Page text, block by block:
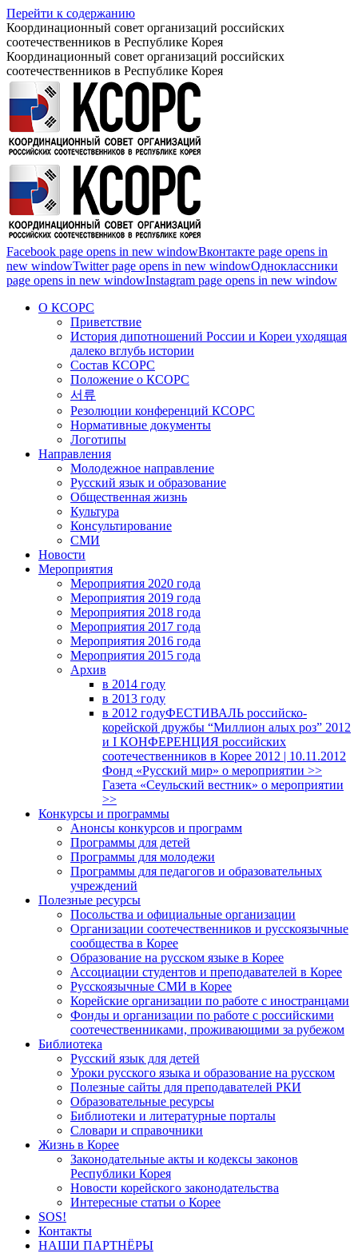
Перейти к содержанию
Координационный совет организаций российских
соотечественников в Республике Корея
Координационный совет организаций российских
соотечественников в Республике Корея
Facebook page opens in new windowВконтакте page opens in
new windowTwitter page opens in new windowОдноклассники
page opens in new windowInstagram page opens in new window
О КСОРС
Приветствие
История дипотношений России и Кореи уходящая
далеко вглубь истории
Состав КСОРС
Положение о КСОРС
서류
Резолюции конференций КСОРС
Нормативные документы
Логотипы
Направления
Молодежное направление
Русский язык и образование
Общественная жизнь
Культура
Консультирование
СМИ
Новости
Мероприятия
Мероприятия 2020 года
Мероприятия 2019 года
Мероприятия 2018 годa
Мероприятия 2017 года
Мероприятия 2016 года
Мероприятия 2015 года
Архив
в 2014 году
в 2013 году
в 2012 годуФЕСТИВАЛЬ российско-
корейской дружбы “Миллион алых роз” 2012
и I КОНФЕРЕНЦИЯ российских
соотечественников в Корее 2012 | 10.11.2012
Фонд «Русский мир» о мероприятии >>
Газета «Сеульский вестник» о мероприятии
>>
Конкурсы и программы
Анонсы конкурсов и программ
Программы для детей
Программы для молодежи
Программы для педагогов и образовательных
учреждений
Полезные ресурсы
Посольства и официальные организации
Организации соотечественников и русскоязычные
сообщества в Корее
Образование на русском языке в Корее
Ассоциации студентов и преподавателей в Корее
Русскоязычные СМИ в Корее
Корейские организации по работе с иностранцами
Фонды и организации по работе с российскими
соотечественниками, проживающими за рубежом
Библиотека
Русский язык для детей
Уроки русского языка и образование на русском
Полезные сайты для преподавателей РКИ
Образовательные ресурсы
Библиотеки и литературные порталы
Словари и справочники
Жизнь в Корее
Законодательные акты и кодексы законов
Республики Корея
Новости корейского законодательства
Интересные статьи о Корее
SOS!
Контакты
НАШИ ПАРТНЁРЫ